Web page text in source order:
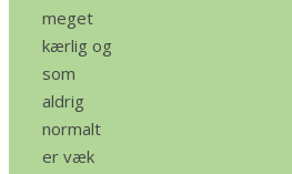
meget
kærlig og
som
aldrig
normalt
er væk